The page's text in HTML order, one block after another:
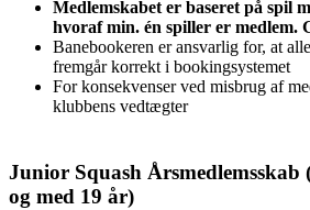
Medlemskabet er baseret på spil
hvoraf min. én spiller er medlem.
Banebookeren er ansvarlig for, at
fremgår korrekt i bookingsystemet
For konsekvenser ved misbrug af
klubbens vedtægter
Junior Squash
og med 19 år)